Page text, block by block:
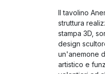
Il tavolino
struttura
stampa 3D,
design
un'anemone
artistico e